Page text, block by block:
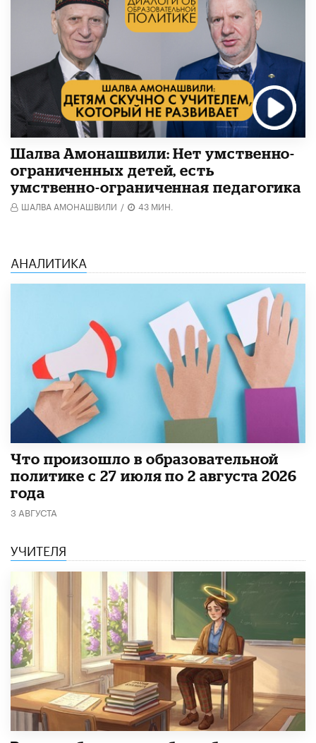
Шалва Амонашвили: Нет умственно-
ограниченных детей, есть
умственно-ограниченная педагогика
ШАЛВА АМОНАШВИЛИ / 43 МИН.
АНАЛИТИКА
​Что произошло в образовательной
политике с 27 июля по 2 августа 2026
года
3 АВГУСТА
УЧИТЕЛЯ